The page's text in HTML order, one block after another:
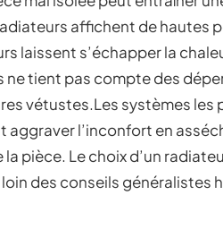
affichent de hautes
laissent s’échapper la
ne tient pas compte des
vétustes.Les systèmes les
l’inconfort en
pièce. Le choix d’un
des conseils généralistes